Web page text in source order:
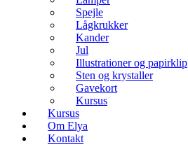
Spejle
Lågkrukker
Kander
Jul
Illustrationer og papirklip
Sten og krystaller
Gavekort
Kursus
Kursus
Om Elya
Kontakt